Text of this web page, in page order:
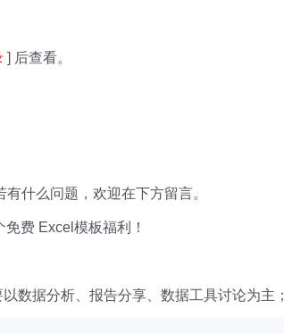
] 后查看。
什么问题，欢迎在下方留言。
费 Excel模板福利​​​​！
数据分析、报告分享、数据工具讨论为主；